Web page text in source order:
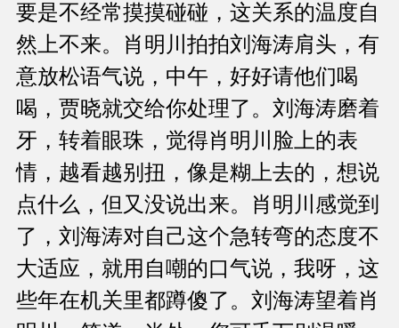
要是不经常摸摸碰碰，这关系的温度自
然上不来。肖明川拍拍刘海涛肩头，有
意放松语气说，中午，好好请他们喝
喝，贾晓就交给你处理了。刘海涛磨着
牙，转着眼珠，觉得肖明川脸上的表
情，越看越别扭，像是糊上去的，想说
点什么，但又没说出来。肖明川感觉到
了，刘海涛对自己这个急转弯的态度不
大适应，就用自嘲的口气说，我呀，这
些年在机关里都蹲傻了。刘海涛望着肖